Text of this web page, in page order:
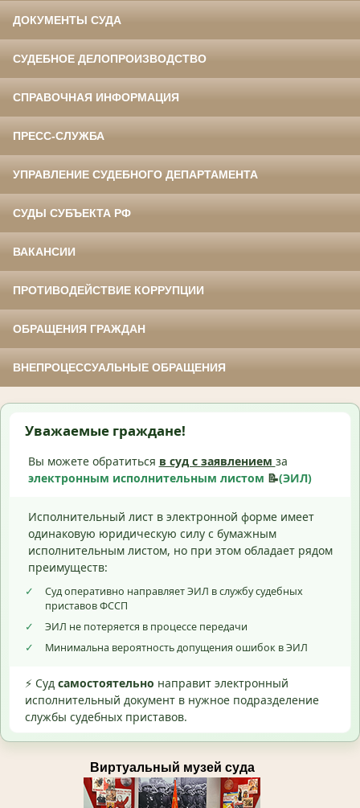
ДОКУМЕНТЫ СУДА
СУДЕБНОЕ ДЕЛОПРОИЗВОДСТВО
СПРАВОЧНАЯ ИНФОРМАЦИЯ
ПРЕСС-СЛУЖБА
УПРАВЛЕНИЕ СУДЕБНОГО ДЕПАРТАМЕНТА
СУДЫ СУБЪЕКТА РФ
ВАКАНСИИ
ПРОТИВОДЕЙСТВИЕ КОРРУПЦИИ
ОБРАЩЕНИЯ ГРАЖДАН
ВНЕПРОЦЕССУАЛЬНЫЕ ОБРАЩЕНИЯ
Уважаемые граждане!
Вы можете обратиться в суд с заявлением за
электронным исполнительным листом 📝(ЭИЛ)
Исполнительный лист в электронной форме имеет
одинаковую юридическую силу с бумажным
исполнительным листом, но при этом обладает рядом
преимуществ:
✓
Суд оперативно направляет ЭИЛ в службу судебных
приставов ФССП
✓
ЭИЛ не потеряется в процессе передачи
✓
Минимальна вероятность допущения ошибок в ЭИЛ
⚡ Суд самостоятельно направит электронный
исполнительный документ в нужное подразделение
службы судебных приставов.
Виртуальный музей суда